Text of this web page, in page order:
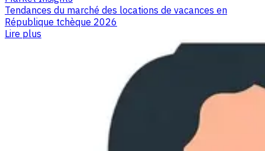
Tendances du marché des locations de vacances en
République tchèque 2026
Lire plus